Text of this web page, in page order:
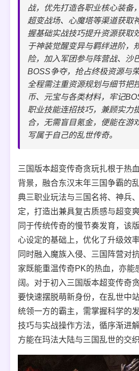
战，优先打造各职业核心装备
超变战场、心魔塔等渠道获取
握基础实战技巧提升资源获取
于神装觉醒变异与羁绊进阶，
险，加入军团参与阵营战、沙
BOSS争夺，抢占终极资源与荣
全程需注重资源规划与细节把
币、元宝与各类材料，牢记
职业技能连招技巧，兼顾实力
合，无需盲目氪金，便能在游
写属于自己的乱世传奇。
三国版本超变传奇贪玩扎根于热
背景，融合东汉末年三国争霸的
典三职业玩法与三国名将、神兵
定，打造出兼具复古质感与超变
同于传统传奇的慢节奏发育，该
心设定的基础上，优化了升级效
同时融入魔族入侵、三国阵营对
家既能重温传奇PK的热血，亦能
阔。对于初入三国版本超变传奇
要快速摆脱萌新身份，在乱世中
统领一方的霸主，需掌握科学的
技巧与实战操作方法，循序渐进
方能在玛法大陆与三国乱世的交